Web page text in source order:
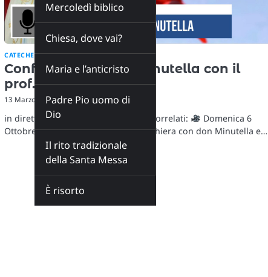
Mercoledì biblico
Chiesa, dove vai?
Maria e l’anticristo
Padre Pio uomo di
Dio
Il rito tradizionale
della Santa Messa
È risorto
CATECHESI
Conferenza di don Minutella con il
prof. Brunoni 13 03 24
13 Marzo 2024
in diretta da Lugano (Svizzera) Post correlati:
Domenica 6
Ottobre a Milano
Incontro di Preghiera con don Minutella e…